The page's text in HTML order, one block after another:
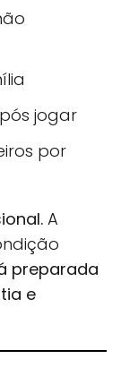
jogar
por
A
preparada
e